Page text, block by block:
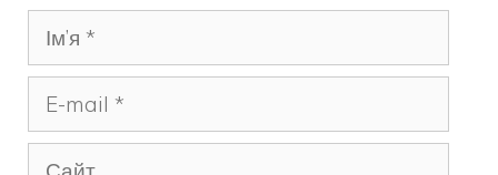
Ім’я
mail
Сайт